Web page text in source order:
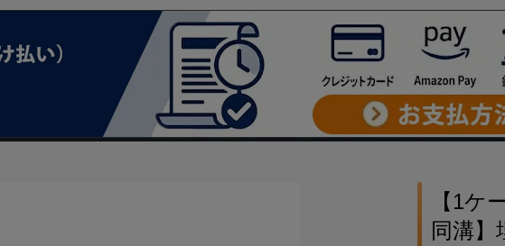
【1ケ
同溝】